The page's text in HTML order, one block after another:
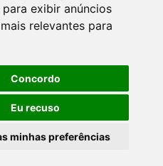
para exibir anúncios
relevantes para
Concordo
Eu recuso
minhas preferências
Fale Conosco.